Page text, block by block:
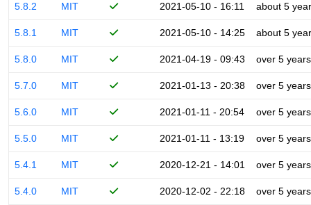
5.8.2 MIT 2021-05-10 - 16:11 about 5
5.8.1 MIT 2021-05-10 - 14:25 about 5
5.8.0 MIT 2021-04-19 - 09:43 over 5 years
5.7.0 MIT 2021-01-13 - 20:38 over 5 years
5.6.0 MIT 2021-01-11 - 20:54 over 5 years
5.5.0 MIT 2021-01-11 - 13:19 over 5 years
5.4.1 MIT 2020-12-21 - 14:01 over 5 years
5.4.0 MIT 2020-12-02 - 22:18 over 5 years